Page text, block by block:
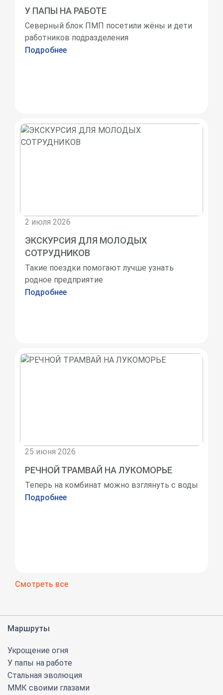
У ПАПЫ НА РАБОТЕ
Северный блок ПМП посетили жёны и дети
работников подразделения
Подробнее
2 июля 2026
ЭКСКУРСИЯ ДЛЯ МОЛОДЫХ
СОТРУДНИКОВ
Такие поездки помогают лучше узнать
родное предприятие
Подробнее
25 июня 2026
РЕЧНОЙ ТРАМВАЙ НА ЛУКОМОРЬЕ
Теперь на комбинат можно взглянуть с воды
Подробнее
Смотреть все
Маршруты
Укрощение огня
У папы на работе
Стальная эволюция
ММК своими глазами